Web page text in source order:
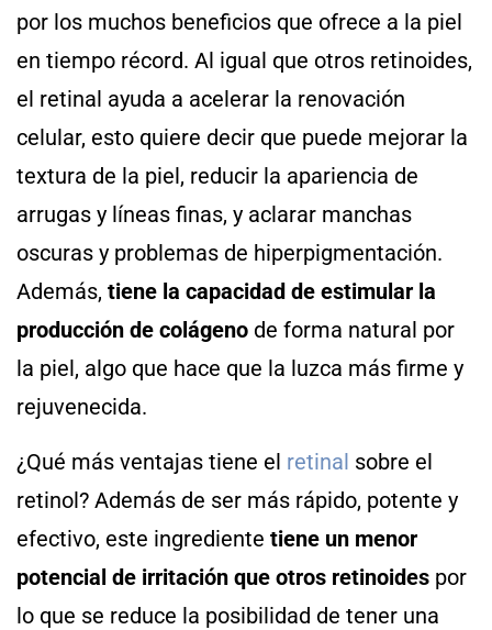
por los muchos beneficios que ofrece a la piel
en tiempo récord. Al igual que otros retinoides,
el retinal ayuda a acelerar la renovación
celular, esto quiere decir que puede mejorar la
textura de la piel, reducir la apariencia de
arrugas y líneas finas, y aclarar manchas
oscuras y problemas de hiperpigmentación.
Además, tiene la capacidad de estimular la
producción de colágeno de forma natural por
la piel, algo que hace que la luzca más firme y
rejuvenecida.
¿Qué más ventajas tiene el retinal sobre el
retinol? Además de ser más rápido, potente y
efectivo, este ingrediente tiene un menor
potencial de irritación que otros retinoides por
lo que se reduce la posibilidad de tener una